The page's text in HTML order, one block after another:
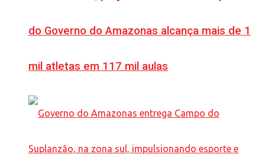
do Governo do Amazonas alcança mais de 1
mil atletas em 117 mil aulas